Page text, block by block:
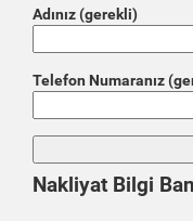
Adınız (gerekli)
Telefon Numaranız
Nakliyat Bilgi